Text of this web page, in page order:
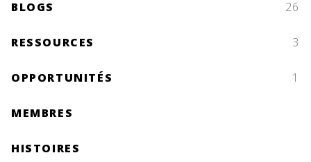
BLOGS 26
RESSOURCES 3
OPPORTUNITÉS 1
MEMBRES
HISTOIRES